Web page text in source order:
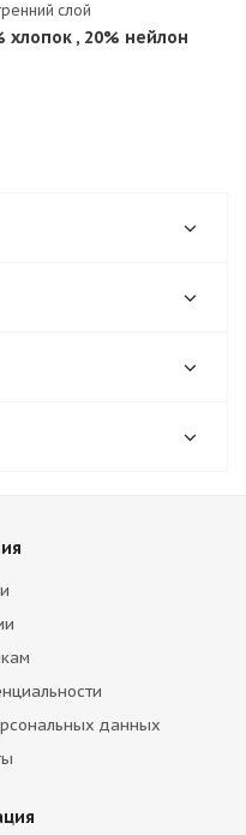
слой
хлопок , 20% нейлон
данных